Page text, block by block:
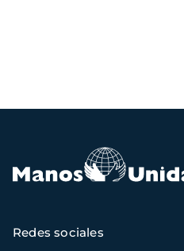
Redes sociales